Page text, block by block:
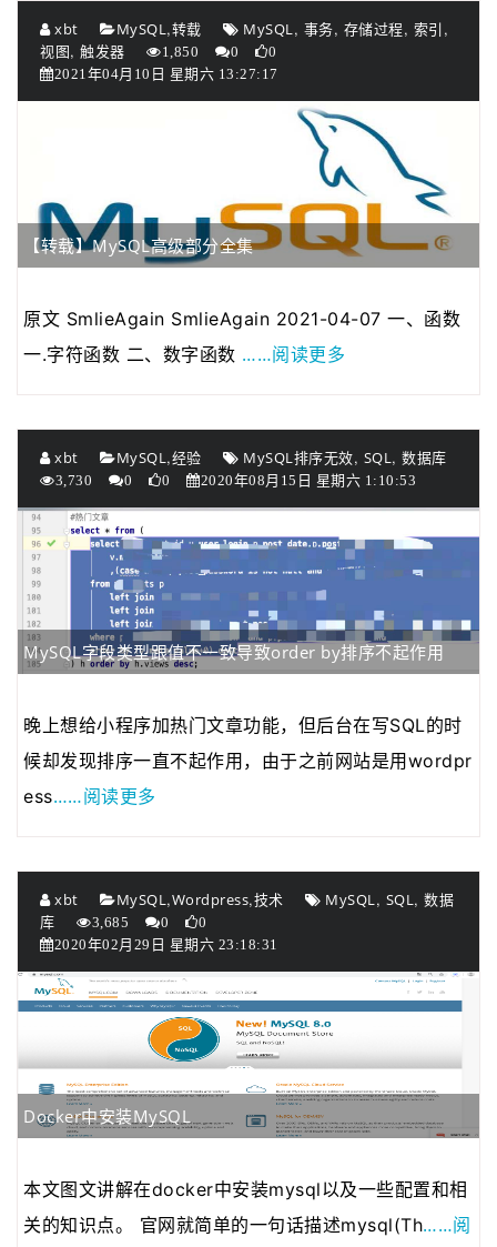
xbt MySQL,转载 MySQL, 事务, 存储过程, 索引,
视图, 触发器 1,850 0
0
2021年04月10日 星期六 13:27:17
【转载】MySQL高级部分全集
原文 SmlieAgain SmlieAgain 2021-04-07 一、函数
一.字符函数 二、数字函数 ……阅读更多
xbt MySQL,经验 MySQL排序无效, SQL, 数据库
3,730 0 0 2020年08月15日 星期六 1:10:53
MySQL字段类型跟值不一致导致order by排序不起作用
晚上想给小程序加热门文章功能，但后台在写SQL的时
候却发现排序一直不起作用，由于之前网站是用wordpr
ess……阅读更多
xbt MySQL,Wordpress,技术 MySQL, SQL, 数据
库
3,685 0
0
2020年02月29日 星期六 23:18:31
Docker中安装MySQL
本文图文讲解在docker中安装mysql以及一些配置和相
关的知识点。 官网就简单的一句话描述mysql(Th……阅